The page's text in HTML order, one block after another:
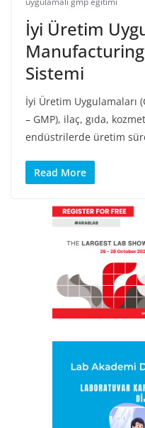
İyi Üretim
Sistemi
İyi Üretim Uygulamaları
– GMP), ilaç, gıda,
endüstrilerde üretim
Read More